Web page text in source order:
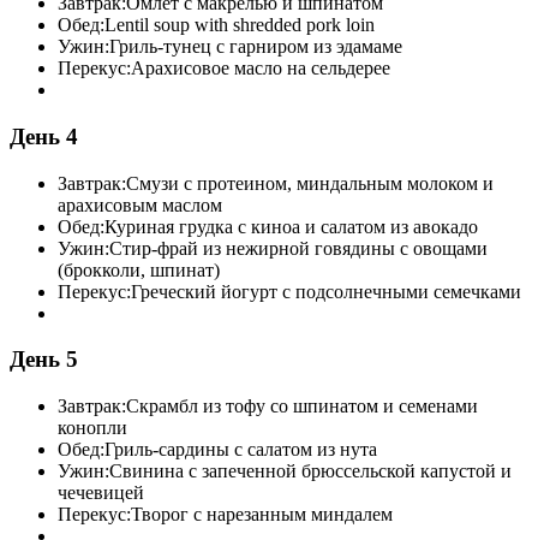
Обед:Lentil soup with shredded pork loin
Ужин:Гриль-тунец с гарниром из эдамаме
Перекус:Арахисовое масло на сельдерее
День 4
Завтрак:Смузи с протеином, миндальным молоком и
арахисовым маслом
Обед:Куриная грудка с киноа и салатом из авокадо
Ужин:Стир-фрай из нежирной говядины с овощами
(брокколи, шпинат)
Перекус:Греческий йогурт с подсолнечными семечками
День 5
Завтрак:Скрамбл из тофу со шпинатом и семенами
конопли
Обед:Гриль-сардины с салатом из нута
Ужин:Свинина с запеченной брюссельской капустой и
чечевицей
Перекус:Творог с нарезанным миндалем